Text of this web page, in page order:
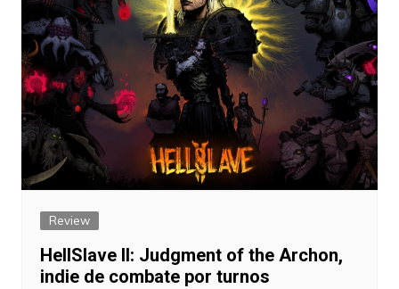
Review
HellSlave II: Judgment of the Archon,
indie de combate por turnos